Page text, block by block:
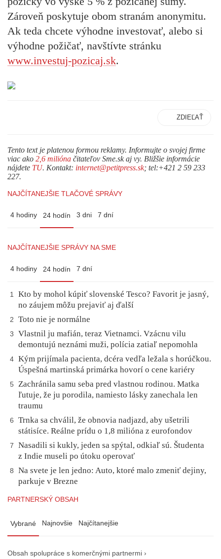
Zároveň poskytuje obom stranám anonymitu.
Ak teda chcete výhodne investovať, alebo si
výhodne požičať, navštívte stránku
www.investuj-pozicaj.sk.
ZDIEĽAŤ
Tento text je platenou formou reklamy. Informujte o svojej firme
viac ako 2,6 milióna čitateľov Sme.sk aj vy. Bližšie informácie
nájdete TU. Kontakt: internet@petitpress.sk; tel:+421 2 59 233
227.
NAJČÍTANEJŠIE TLAČOVÉ SPRÁVY
4 hodiny 24 hodín 3 dni 7 dní
NAJČÍTANEJŠIE SPRÁVY NA SME
4 hodiny 24 hodín 7 dní
1
Kto by mohol kúpiť slovenské Tesco? Favorit je jasný,
no záujem môžu prejaviť aj ďalší
2 Toto nie je normálne
3
Vlastnil ju mafián, teraz Vietnamci. Vzácnu vilu
demontujú neznámi muži, polícia zatiaľ nepomohla
4 Kým prijímala pacienta, dcéra vedľa ležala s horúčkou.
Úspešná martinská primárka hovorí o cene kariéry
5
Zachránila samu seba pred vlastnou rodinou. Matka
ľutuje, že ju porodila, namiesto lásky zanechala len
traumu
6
Trnka sa chválil, že obnovia nadjazd, aby ušetrili
státisíce. Reálne prídu o 1,8 milióna z eurofondov
7
Nasadili si kukly, jeden sa spýtal, odkiaľ sú. Študenta
z Indie museli po útoku operovať
8
Na svete je len jedno: Auto, ktoré malo zmeniť dejiny,
parkuje v Brezne
PARTNERSKÝ OBSAH
Vybrané Najnovšie Najčítanejšie
Obsah spolupráce s komerčnými partnermi ›